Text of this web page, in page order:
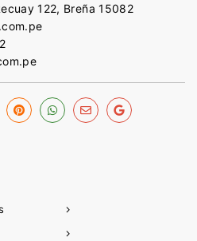
122, Breña 15082